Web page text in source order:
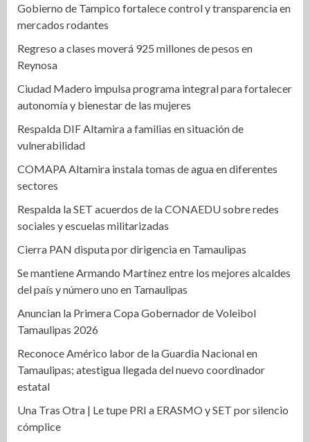
Gobierno de Tampico fortalece control y transparencia en
mercados rodantes
Regreso a clases moverá 925 millones de pesos en
Reynosa
Ciudad Madero impulsa programa integral para fortalecer
autonomía y bienestar de las mujeres
Respalda DIF Altamira a familias en situación de
vulnerabilidad
COMAPA Altamira instala tomas de agua en diferentes
sectores
Respalda la SET acuerdos de la CONAEDU sobre redes
sociales y escuelas militarizadas
Cierra PAN disputa por dirigencia en Tamaulipas
Se mantiene Armando Martínez entre los mejores alcaldes
del país y número uno en Tamaulipas
Anuncian la Primera Copa Gobernador de Voleibol
Tamaulipas 2026
Reconoce Américo labor de la Guardia Nacional en
Tamaulipas; atestigua llegada del nuevo coordinador
estatal
Una Tras Otra | Le tupe PRI a ERASMO y SET por silencio
cómplice